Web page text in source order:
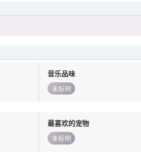
音乐品味
未标明
最喜欢的宠物
未标明